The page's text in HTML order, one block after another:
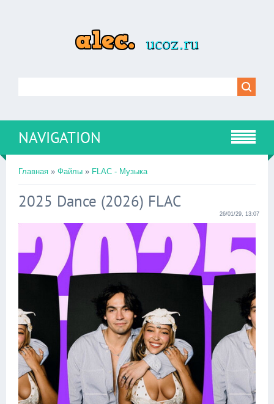
NAVIGATION
Главная » Файлы » FLAC - Музыка
2025 Dance (2026) FLAC
26/01/29, 13:07